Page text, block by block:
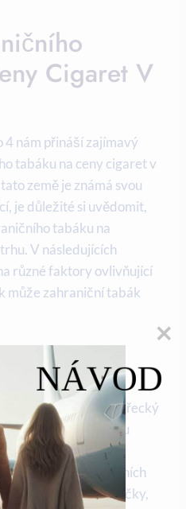
Cigaret V
4 nám přináší zajímavý
tabáku na ceny cigaret v
země je známá svou
je důležité si uvědomit,
tabáku na
V následujících
různé faktory ovlivňující
může zahraniční tabák
na trhu:
cigaret má řecký
širokou škálu
které mohou
Od tradičních místních
zahraniční značky,
NÁVOD